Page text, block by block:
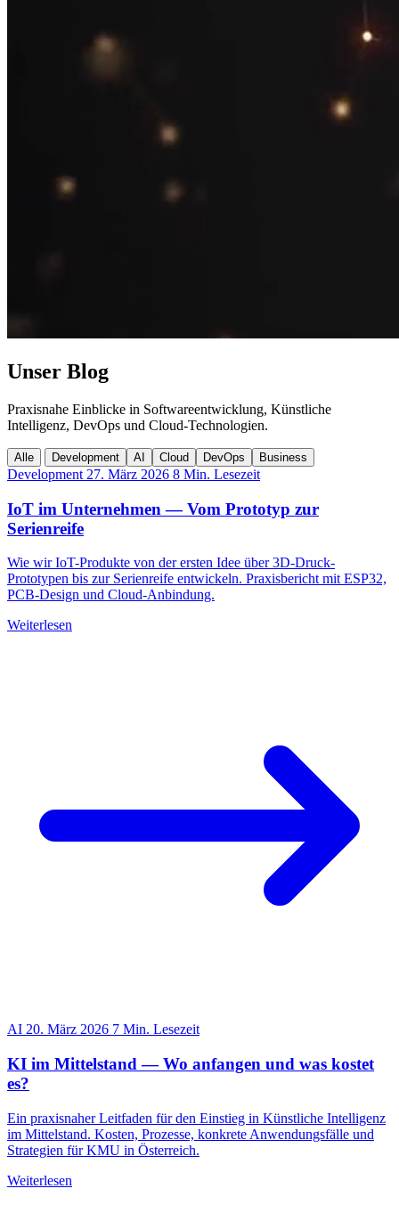
Unser Blog
Praxisnahe Einblicke in Softwareentwicklung, Künstliche
Intelligenz, DevOps und Cloud-Technologien.
Alle Development AI Cloud DevOps Business
Development 27. März 2026 8 Min. Lesezeit
IoT im Unternehmen — Vom Prototyp zur
Serienreife
Wie wir IoT-Produkte von der ersten Idee über 3D-Druck-
Prototypen bis zur Serienreife entwickeln. Praxisbericht mit ESP32,
PCB-Design und Cloud-Anbindung.
Weiterlesen
AI 20. März 2026 7 Min. Lesezeit
KI im Mittelstand — Wo anfangen und was kostet
es?
Ein praxisnaher Leitfaden für den Einstieg in Künstliche Intelligenz
im Mittelstand. Kosten, Prozesse, konkrete Anwendungsfälle und
Strategien für KMU in Österreich.
Weiterlesen